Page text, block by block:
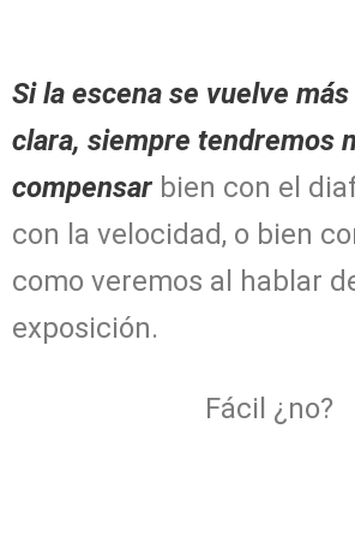
Si la escena se vuelve
clara, siempre tendremos
compensar bien con el
con la velocidad, o bien
como veremos al hablar
exposición.
Fácil ¿no?